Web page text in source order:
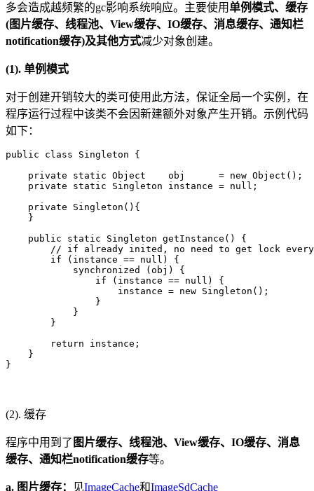
多会造成越频繁的gc影响系统响应。主要使用单例模式、缓存
(图片缓存、线程池、View缓存、IO缓存、消息缓存、通知栏
notification缓存)及其他方式减少对象创建。
(1). 单例模式
对于创建开销较大的类可使用此方法，保证全局一个实例，在
程序运行过程中该类不会因新建额外对象产生开销。示例代码
如下：
public class Singleton {
    private static Object    obj      = new Object();
    private static Singleton instance = null;
    private Singleton(){
    }
    public static Singleton getInstance() {
// if already inited, no need to get lock
        if (instance == null) {
            synchronized (obj) {
                if (instance == null) {
                    instance = new Singleton();
                }
            }
        }
        return instance;
    }
}
(2). 缓存
程序中用到了 图片缓存、线程池、View缓存、IO缓存、消息
缓存、通知栏notification缓存等。
a. 图片缓存： 见ImageCache和ImageSdCache